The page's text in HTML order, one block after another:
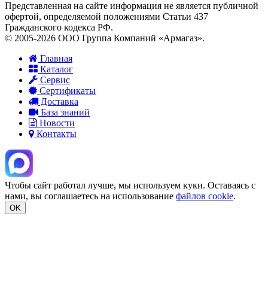
Представленная на сайте информация не является публичной
офертой, определяемой положениями Статьи 437
Гражданского кодекса РФ.
© 2005-2026 ООО Группа Компаний «Армагаз».
Главная
Каталог
Сервис
Сертификаты
Доставка
База знаний
Новости
Контакты
Чтобы сайт работал лучше, мы используем куки. Оставаясь с
нами, вы соглашаетесь на использование файлов cookie.
OK